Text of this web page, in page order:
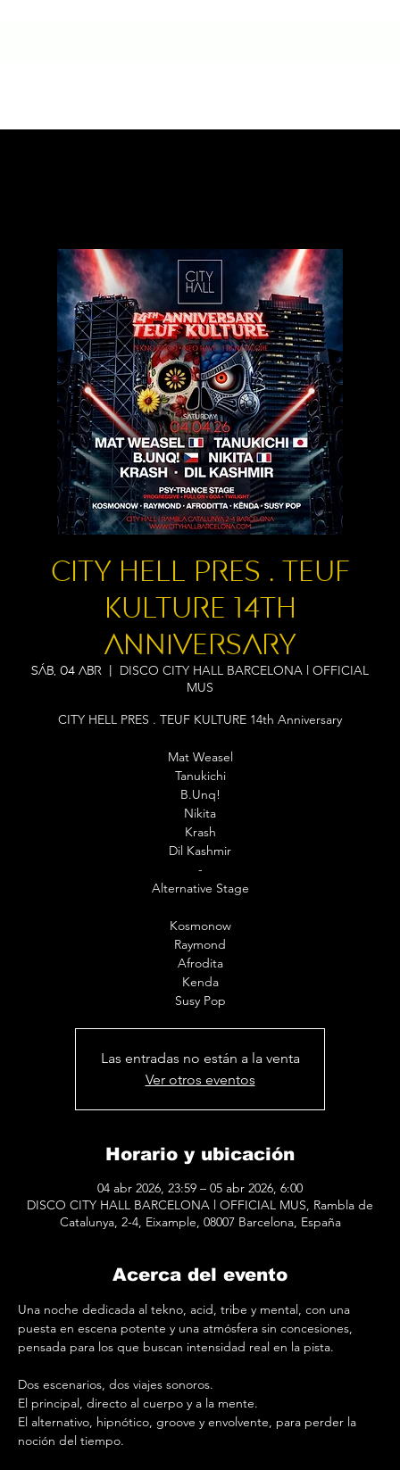
CITY HELL PRES . TEUF
KULTURE 14th
Anniversary
sáb, 04 abr
DISCO CITY HALL BARCELONA l OFFICIAL
MUS
CITY HELL PRES . TEUF KULTURE 14th Anniversary
Mat Weasel
Tanukichi
B.Unq!
Nikita
Krash
Dil Kashmir
-
Alternative Stage
Kosmonow
Raymond
Afrodita
Kenda
Susy Pop
Las entradas no están a la venta
Ver otros eventos
Horario y ubicación
04 abr 2026, 23:59 – 05 abr 2026, 6:00
DISCO CITY HALL BARCELONA l OFFICIAL MUS, Rambla de
Catalunya, 2-4, Eixample, 08007 Barcelona, España
Acerca del evento
Una noche dedicada al tekno, acid, tribe y mental, con una
puesta en escena potente y una atmósfera sin concesiones,
pensada para los que buscan intensidad real en la pista.
Dos escenarios, dos viajes sonoros.
El principal, directo al cuerpo y a la mente.
El alternativo, hipnótico, groove y envolvente, para perder la
noción del tiempo.